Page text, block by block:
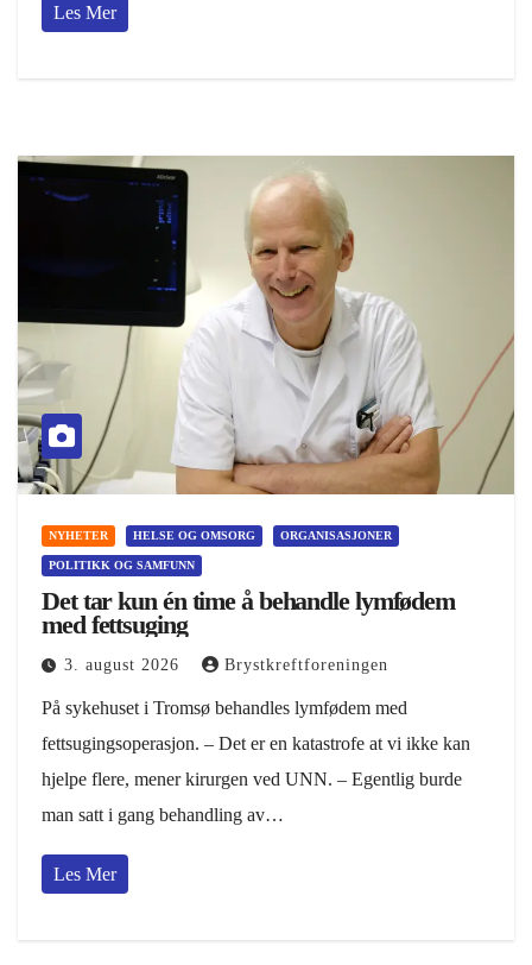
Les Mer
NYHETER HELSE OG OMSORG ORGANISASJONER
POLITIKK OG SAMFUNN
Det tar kun én time å behandle lymfødem
med fettsuging
3. august 2026 Brystkreftforeningen
På sykehuset i Tromsø behandles lymfødem med
fettsugingsoperasjon. – Det er en katastrofe at vi ikke kan
hjelpe flere, mener kirurgen ved UNN. – Egentlig burde
man satt i gang behandling av…
Les Mer